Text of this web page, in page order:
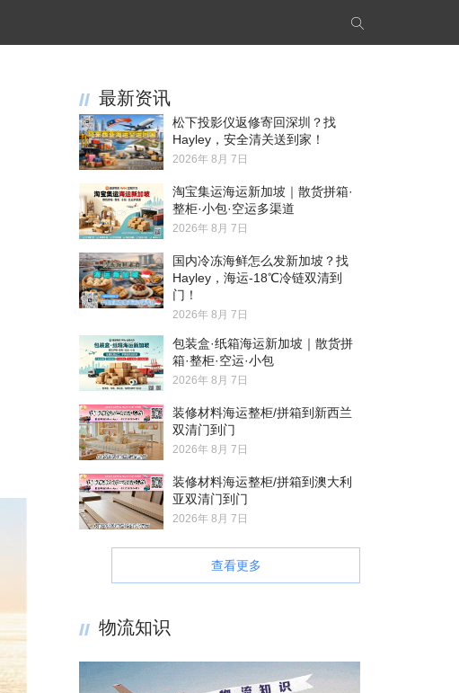
最新资讯
松下投影仪返修寄回深圳？找
Hayley，安全清关送到家！
2026年 8月 7日
淘宝集运海运新加坡｜散货拼箱·
整柜·小包·空运多渠道
2026年 8月 7日
国内冷冻海鲜怎么发新加坡？找
Hayley，海运-18℃冷链双清到
门！
2026年 8月 7日
包装盒·纸箱海运新加坡｜散货拼
箱·整柜·空运·小包
2026年 8月 7日
装修材料海运整柜/拼箱到新西兰
双清门到门
2026年 8月 7日
装修材料海运整柜/拼箱到澳大利
亚双清门到门
2026年 8月 7日
查看更多
物流知识